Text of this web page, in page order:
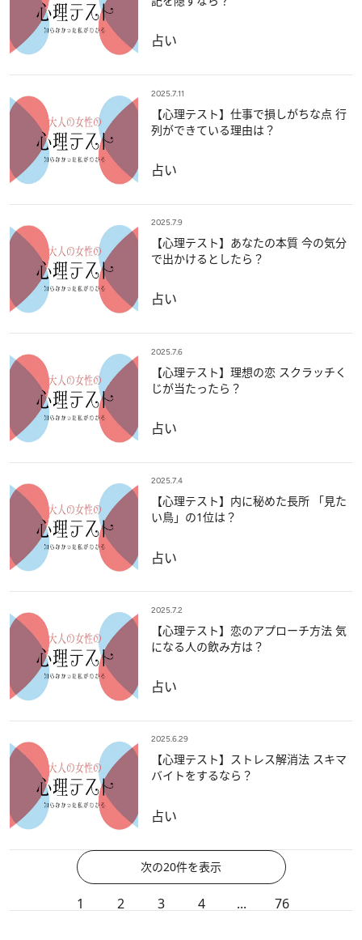
占い
2025.7.11
【心理テスト】仕事で損しがちな点 行
列ができている理由は？
占い
2025.7.9
【心理テスト】あなたの本質 今の気分
で出かけるとしたら？
占い
2025.7.6
【心理テスト】理想の恋 スクラッチく
じが当たったら？
占い
2025.7.4
【心理テスト】内に秘めた長所 「見た
い鳥」の1位は？
占い
2025.7.2
【心理テスト】恋のアプローチ方法 気
になる人の飲み方は？
占い
2025.6.29
【心理テスト】ストレス解消法 スキマ
バイトをするなら？
占い
次の20件を表示
1 2 3 4 ... 76